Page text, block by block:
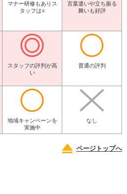
マナー研修もありス
タッフは○
言葉遣いや立ち振る
舞いも好評
スタッフの評判が高
い
普通の評判
地域キャンペーンを
実施中
なし
ページトップへ